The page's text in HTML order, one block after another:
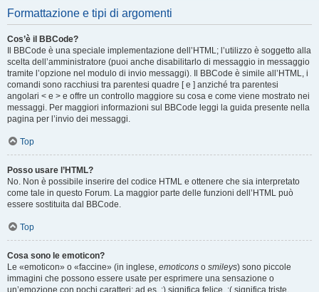
Formattazione e tipi di argomenti
Cos’è il BBCode?
Il BBCode è una speciale implementazione dell’HTML; l’utilizzo è soggetto alla
scelta dell’amministratore (puoi anche disabilitarlo di messaggio in messaggio
tramite l’opzione nel modulo di invio messaggi). Il BBCode è simile all’HTML, i
comandi sono racchiusi tra parentesi quadre [ e ] anziché tra parentesi
angolari < e > e offre un controllo maggiore su cosa e come viene mostrato nei
messaggi. Per maggiori informazioni sul BBCode leggi la guida presente nella
pagina per l’invio dei messaggi.
Top
Posso usare l’HTML?
No. Non è possibile inserire del codice HTML e ottenere che sia interpretato
come tale in questo Forum. La maggior parte delle funzioni dell’HTML può
essere sostituita dal BBCode.
Top
Cosa sono le emoticon?
Le «emoticon» o «faccine» (in inglese, emoticons o smileys) sono piccole
immagini che possono essere usate per esprimere una sensazione o
un’emozione con pochi caratteri; ad es. :) significa felice, :( significa triste.